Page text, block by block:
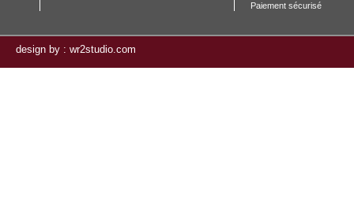
Paiement sécurisé
design by : wr2studio.com